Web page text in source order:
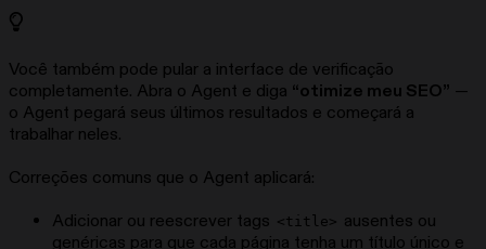
Você também pode pular a interface de verificação
completamente. Abra o Agent e diga “otimize meu SEO” —
o Agent pegará seus últimos resultados e começará a
trabalhar neles.
Correções comuns que o Agent aplicará:
Adicionar ou reescrever tags <title> ausentes ou
genéricas para que cada página tenha um título único e